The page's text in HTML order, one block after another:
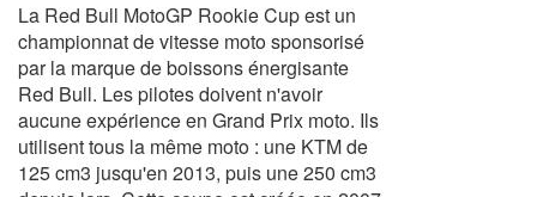
La Red Bull MotoGP Rookie Cup est un
championnat de vitesse moto sponsorisé
par la marque de boissons énergisante
Red Bull. Les pilotes doivent n'avoir
aucune expérience en Grand Prix moto. Ils
utilisent tous la même moto : une KTM de
125 cm3 jusqu'en 2013, puis une 250 cm3